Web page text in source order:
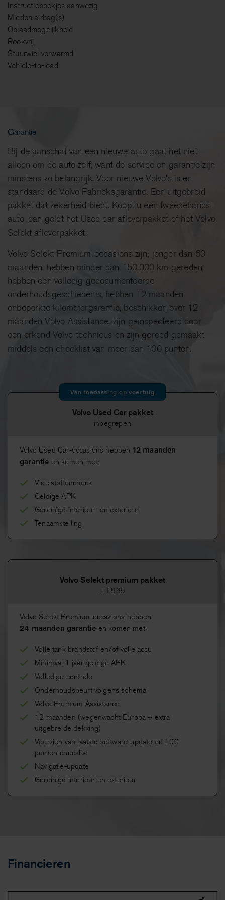
Instructieboekjes aanwezig
Midden airbag(s)
Oplaadmogelijkheid
Rookvrij
Stuurwiel verwarmd
Vehicle-to-load
Garantie
Bij de aanschaf van een nieuwe auto gaat het niet
alleen om de auto zelf, want de service en garantie zijn
minstens zo belangrijk. Voor nieuwe Volvo’s is er
standaard de Volvo Fabrieksgarantie. Een uitgebreid
pakket dat zekerheid biedt. Koopt u een tweedehands
auto, dan geldt het Used car afleverpakket of het Volvo
Selekt afleverpakket.
Volvo Selekt Premium-occasions zijn; jonger dan 60
maanden, hebben minder dan 150.000 km gereden,
hebben een volledig gedocumenteerde
onderhoudsgeschiedenis, hebben 12 maanden
onbeperkte kilometergarantie, beschikken over 12
maanden Volvo Assistance, zijn geïnspecteerd door
een erkend Volvo-technicus en zijn gereed gemaakt
middels een checklist van meer dan 100 punten.
Van toepassing op voertuig
Volvo Used Car pakket
inbegrepen
Volvo Used Car-occasions hebben 12 maanden
garantie en komen met:
Vloeistoffencheck
Geldige APK
Gereinigd interieur- en exterieur
Tenaamstelling
Volvo Selekt premium pakket
+ €995
Volvo Selekt Premium-occasions hebben
24 maanden garantie en komen met:
Volle tank brandstof en/of volle accu
Minimaal 1 jaar geldige APK
Volledige controle
Onderhoudsbeurt volgens schema
Volvo Premium Assistance
12 maanden (wegenwacht Europa + extra
uitgebreide dekking)
Voorzien van laatste software-update en 100
punten-checklist
Navigatie-update
Gereinigd interieur en exterieur
Financieren